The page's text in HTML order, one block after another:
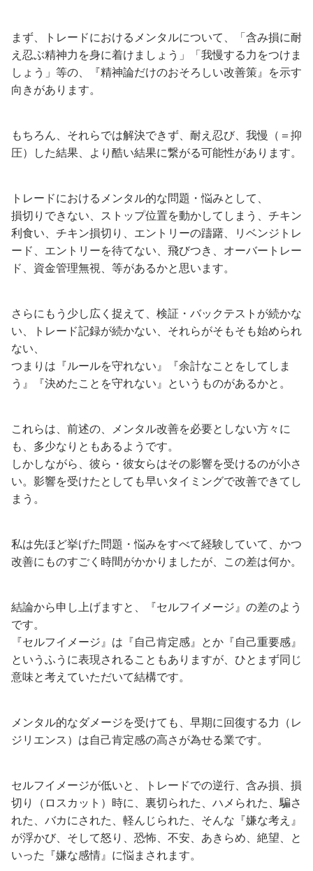
まず、トレードにおけるメンタルについて、「含み損に耐
え忍ぶ精神力を身に着けましょう」「我慢する力をつけま
しょう」等の、『精神論だけのおそろしい改善策』を示す
向きがあります。
もちろん、それらでは解決できず、耐え忍び、我慢（＝抑
圧）した結果、より酷い結果に繋がる可能性があります。
トレードにおけるメンタル的な問題・悩みとして、
損切りできない、ストップ位置を動かしてしまう、チキン
利食い、チキン損切り、エントリーの躊躇、リベンジトレ
ード、エントリーを待てない、飛びつき、オーバートレー
ド、資金管理無視、等があるかと思います。
さらにもう少し広く捉えて、検証・バックテストが続かな
い、トレード記録が続かない、それらがそもそも始められ
ない、
つまりは『ルールを守れない』『余計なことをしてしま
う』『決めたことを守れない』というものがあるかと。
これらは、前述の、メンタル改善を必要としない方々に
も、多少なりともあるようです。
しかしながら、彼ら・彼女らはその影響を受けるのが小さ
い。影響を受けたとしても早いタイミングで改善できてし
まう。
私は先ほど挙げた問題・悩みをすべて経験していて、かつ
改善にものすごく時間がかかりましたが、この差は何か。
結論から申し上げますと、『セルフイメージ』の差のよう
です。
『セルフイメージ』は『自己肯定感』とか『自己重要感』
というふうに表現されることもありますが、ひとまず同じ
意味と考えていただいて結構です。
メンタル的なダメージを受けても、早期に回復する力（レ
ジリエンス）は自己肯定感の高さが為せる業です。
セルフイメージが低いと、トレードでの逆行、含み損、損
切り（ロスカット）時に、裏切られた、ハメられた、騙さ
れた、バカにされた、軽んじられた、そんな『嫌な考え』
が浮かび、そして怒り、恐怖、不安、あきらめ、絶望、と
いった『嫌な感情』に悩まされます。